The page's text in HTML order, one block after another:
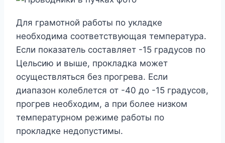
Для грамотной работы по укладке
необходима соответствующая температура.
Если показатель составляет -15 градусов по
Цельсию и выше, прокладка может
осуществляться без прогрева. Если
диапазон колеблется от -40 до -15 градусов,
прогрев необходим, а при более низком
температурном режиме работы по
прокладке недопустимы.